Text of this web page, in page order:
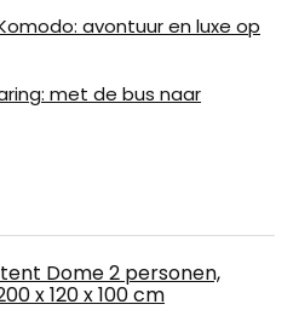
avontuur en luxe op
met de bus naar
Dome 2 personen,
x 120 x 100 cm